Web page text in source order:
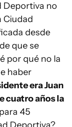
Deportiva no
Ciudad
desde
que se
por qué no la
haber
era Juan
cuatro años la
45